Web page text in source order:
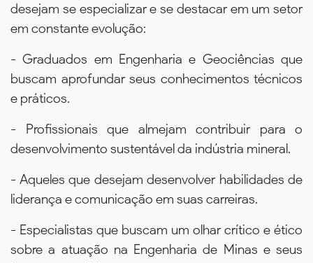
desejam se especializar e se destacar em um setor
em constante evolução:
- Graduados em Engenharia e Geociências que
buscam aprofundar seus conhecimentos técnicos
e práticos.
- Profissionais que almejam contribuir para o
desenvolvimento sustentável da indústria mineral.
- Aqueles que desejam desenvolver habilidades de
liderança e comunicação em suas carreiras.
- Especialistas que buscam um olhar crítico e ético
sobre a atuação na Engenharia de Minas e seus